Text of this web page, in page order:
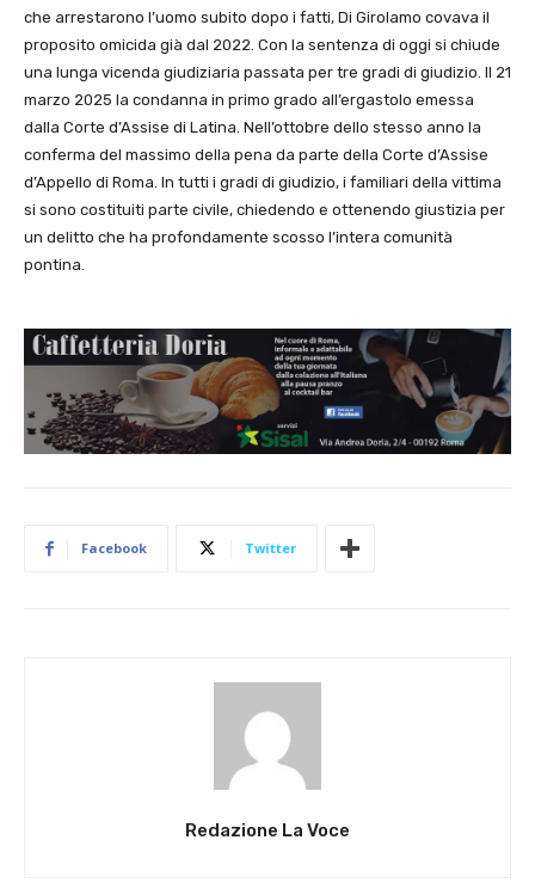
che arrestarono l’uomo subito dopo i fatti, Di Girolamo covava il
proposito omicida già dal 2022. Con la sentenza di oggi si chiude
una lunga vicenda giudiziaria passata per tre gradi di giudizio. Il 21
marzo 2025 la condanna in primo grado all’ergastolo emessa
dalla Corte d’Assise di Latina. Nell’ottobre dello stesso anno la
conferma del massimo della pena da parte della Corte d’Assise
d’Appello di Roma. In tutti i gradi di giudizio, i familiari della vittima
si sono costituiti parte civile, chiedendo e ottenendo giustizia per
un delitto che ha profondamente scosso l’intera comunità
pontina.
Facebook Twitter
Redazione La Voce